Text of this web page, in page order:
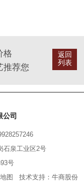
返回
列表
格
推荐您
公司
石泉工业区2号
号
图 技术支持： 牛商股份